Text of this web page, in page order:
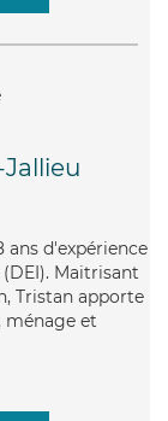
d'expérience
Maitrisant
Tristan apporte
ménage et